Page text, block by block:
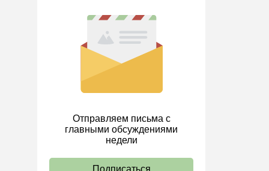
Отправляем письма с
главными обсуждениями
недели
Подписаться